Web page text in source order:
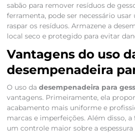
sabão para remover resíduos de
ferramenta, pode ser necessário usar
raspar os resíduos. Armazene a
local seco e protegido para evitar
Vantagens do uso
desempenadeira
O uso da desempenadeira para
vantagens. Primeiramente, ela
acabamento mais uniforme e
marcas e imperfeições. Além disso,
um controle maior sobre a espessura